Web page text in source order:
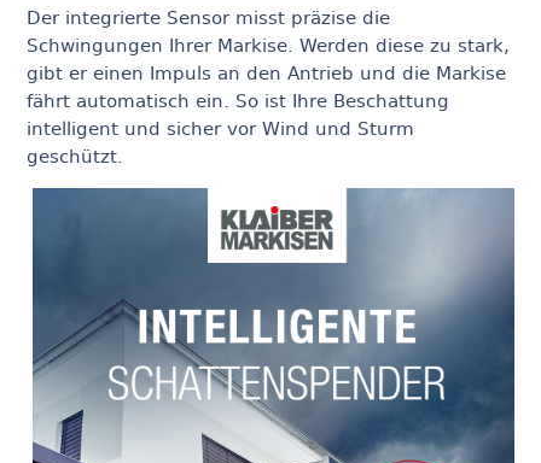
Der integrierte Sensor misst präzise die
Schwingungen Ihrer Markise. Werden diese zu stark,
gibt er einen Impuls an den Antrieb und die Markise
fährt automatisch ein. So ist Ihre Beschattung
intelligent und sicher vor Wind und Sturm
geschützt.